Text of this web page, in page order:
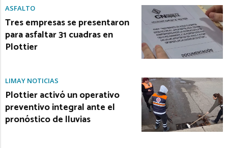
ASFALTO
Tres empresas se presentaron
para asfaltar 31 cuadras en
Plottier
LIMAY NOTICIAS
Plottier activó un operativo
preventivo integral ante el
pronóstico de lluvias